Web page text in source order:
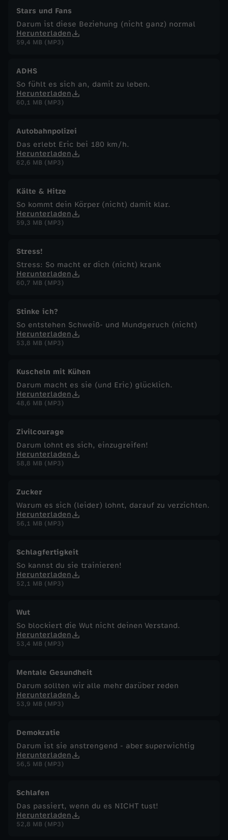
f
!
Stars und Fans
Darum ist diese Beziehung (nicht ganz) normal
Herunterladen
59,4 MB (MP3)
ADHS
So fühlt es sich an, damit zu leben.
Herunterladen
60,1 MB (MP3)
Autobahnpolizei
Das erlebt Eric bei 180 km/h.
Herunterladen
62,6 MB (MP3)
Kälte & Hitze
So kommt dein Körper (nicht) damit klar.
Herunterladen
59,3 MB (MP3)
Stress!
Stress: So macht er dich (nicht) krank
Herunterladen
60,7 MB (MP3)
Stinke ich?
So entstehen Schweiß- und Mundgeruch (nicht)
Herunterladen
53,8 MB (MP3)
Kuscheln mit Kühen
Darum macht es sie (und Eric) glücklich.
Herunterladen
48,6 MB (MP3)
Zivilcourage
Darum lohnt es sich, einzugreifen!
Herunterladen
58,8 MB (MP3)
Zucker
Warum es sich (leider) lohnt, darauf zu verzichten.
Herunterladen
56,1 MB (MP3)
Schlagfertigkeit
So kannst du sie trainieren!
Herunterladen
52,1 MB (MP3)
Wut
So blockiert die Wut nicht deinen Verstand.
Herunterladen
53,4 MB (MP3)
Mentale Gesundheit
Darum sollten wir alle mehr darüber reden
Herunterladen
53,9 MB (MP3)
Demokratie
Darum ist sie anstrengend - aber superwichtig
Herunterladen
56,5 MB (MP3)
Schlafen
Das passiert, wenn du es NICHT tust!
Herunterladen
52,8 MB (MP3)